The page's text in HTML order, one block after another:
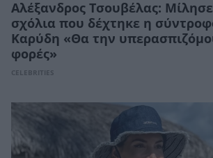
Αλέξανδρος Τσουβέλας:
σχόλια που δέχτηκε η
Καρύδη «Θα την
φορές»
CELEBRITIES